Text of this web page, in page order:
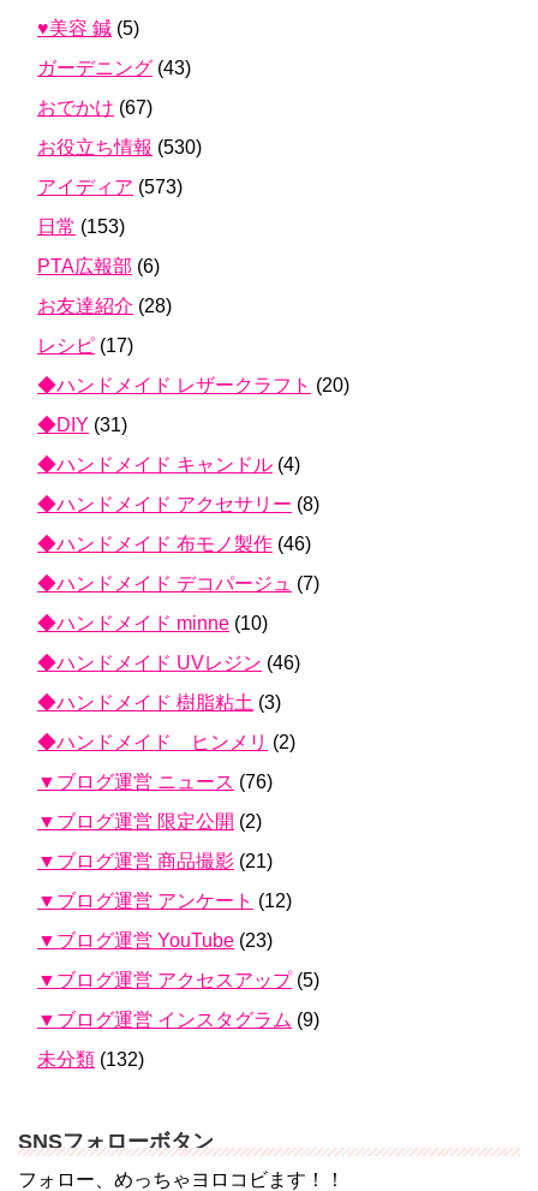
♥美容 鍼 (5)
ガーデニング (43)
おでかけ (67)
お役立ち情報 (530)
アイディア (573)
日常 (153)
PTA広報部 (6)
お友達紹介 (28)
レシピ (17)
◆ハンドメイド レザークラフト (20)
◆DIY (31)
◆ハンドメイド キャンドル (4)
◆ハンドメイド アクセサリー (8)
◆ハンドメイド 布モノ製作 (46)
◆ハンドメイド デコパージュ (7)
◆ハンドメイド minne (10)
◆ハンドメイド UVレジン (46)
◆ハンドメイド 樹脂粘土 (3)
◆ハンドメイド ヒンメリ (2)
▼ブログ運営 ニュース (76)
▼ブログ運営 限定公開 (2)
▼ブログ運営 商品撮影 (21)
▼ブログ運営 アンケート (12)
▼ブログ運営 YouTube (23)
▼ブログ運営 アクセスアップ(5)
▼ブログ運営 インスタグラム (9)
未分類 (132)
SNSフォローボタン
フォロー、めっちゃヨロコビます！！